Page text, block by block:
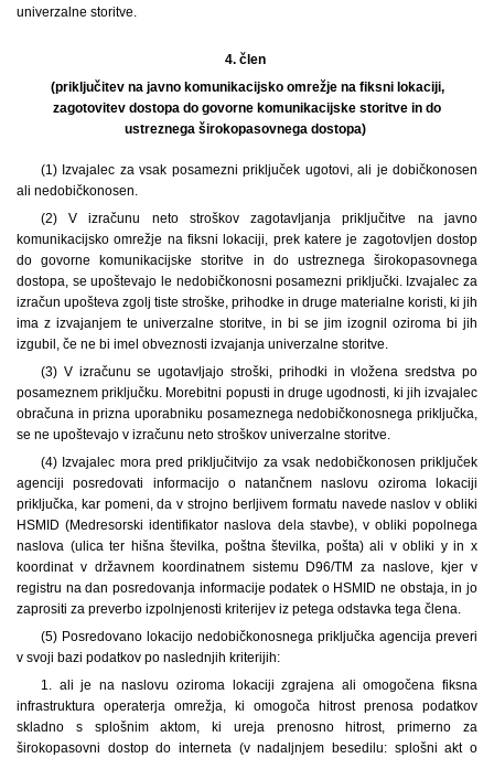
univerzalne storitve.
4. člen
(priključitev na javno komunikacijsko omrežje na fiksni lokaciji,
zagotovitev dostopa do govorne komunikacijske storitve in do
ustreznega širokopasovnega dostopa)
(1) Izvajalec za vsak posamezni priključek ugotovi, ali je dobičkonosen
ali nedobičkonosen.
(2) V izračunu neto stroškov zagotavljanja priključitve na javno
komunikacijsko omrežje na fiksni lokaciji, prek katere je zagotovljen dostop
do govorne komunikacijske storitve in do ustreznega širokopasovnega
dostopa, se upoštevajo le nedobičkonosni posamezni priključki. Izvajalec za
izračun upošteva zgolj tiste stroške, prihodke in druge materialne koristi, ki jih
ima z izvajanjem te univerzalne storitve, in bi se jim izognil oziroma bi jih
izgubil, če ne bi imel obveznosti izvajanja univerzalne storitve.
(3) V izračunu se ugotavljajo stroški, prihodki in vložena sredstva po
posameznem priključku. Morebitni popusti in druge ugodnosti, ki jih izvajalec
obračuna in prizna uporabniku posameznega nedobičkonosnega priključka,
se ne upoštevajo v izračunu neto stroškov univerzalne storitve.
(4) Izvajalec mora pred priključitvijo za vsak nedobičkonosen priključek
agenciji posredovati informacijo o natančnem naslovu oziroma lokaciji
priključka, kar pomeni, da v strojno berljivem formatu navede naslov v obliki
HSMID (Medresorski identifikator naslova dela stavbe), v obliki popolnega
naslova (ulica ter hišna številka, poštna številka, pošta) ali v obliki y in x
koordinat v državnem koordinatnem sistemu D96/TM za naslove, kjer v
registru na dan posredovanja informacije podatek o HSMID ne obstaja, in jo
zaprositi za preverbo izpolnjenosti kriterijev iz petega odstavka tega člena.
(5) Posredovano lokacijo nedobičkonosnega priključka agencija preveri
v svoji bazi podatkov po naslednjih kriterijih:
1. ali je na naslovu oziroma lokaciji zgrajena ali omogočena fiksna
infrastruktura operaterja omrežja, ki omogoča hitrost prenosa podatkov
skladno s splošnim aktom, ki ureja prenosno hitrost, primerno za
širokopasovni dostop do interneta (v nadaljnjem besedilu: splošni akt o